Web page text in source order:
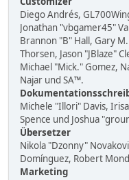
Diego Andrés,
Jonathan "vbgamer45"
Brannon "B" Hall, Gary
Thorsen, Jason "JBlaze"
Michael "Mick." Gomez,
Najar und SA™.
Michele "Illori" Davis,
Spence und Joshua
Übersetzer
Nikola "Dzonny"
Domínguez, Robert
Marketing